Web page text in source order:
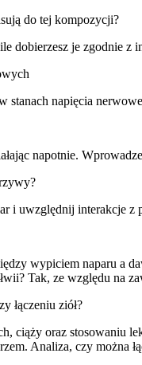
do tej kompozycji?
dobierzesz je zgodnie
stanach napięcia
napotnie.
i uwzględnij interakcje
wypiciem naparu a
Tak, ze względu na
łączeniu ziół?
ciąży oraz
Analiza, czy